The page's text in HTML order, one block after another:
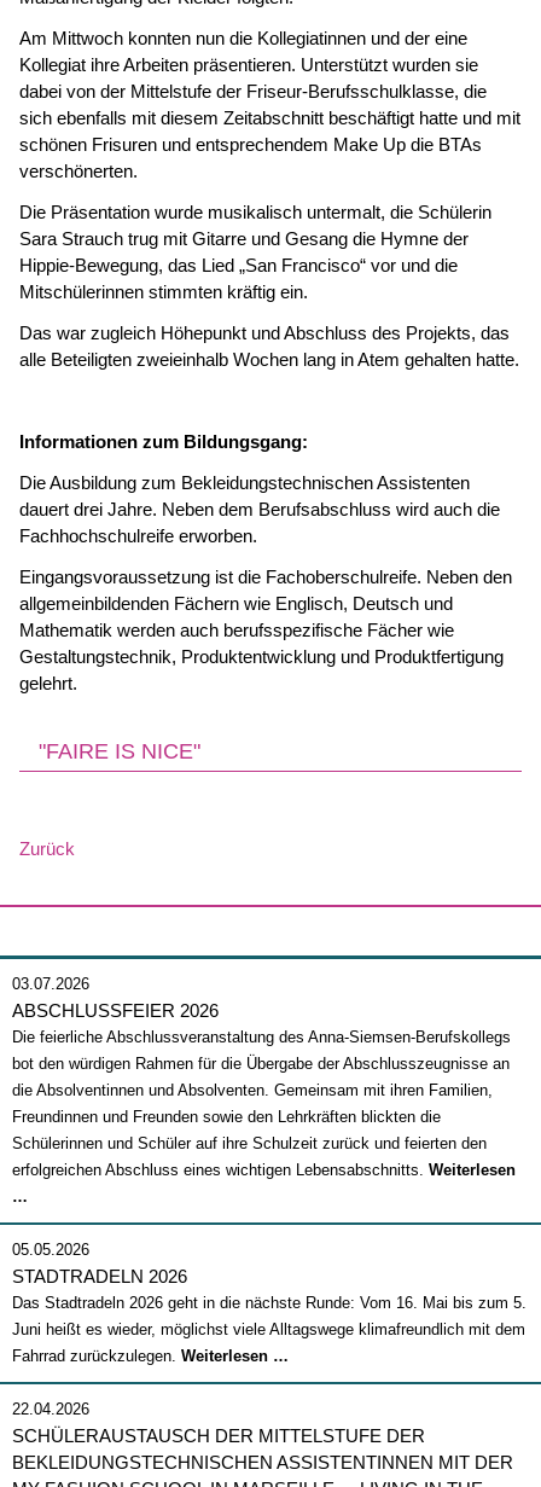
Am Mittwoch konnten nun die Kollegiatinnen und der eine
Kollegiat ihre Arbeiten präsentieren. Unterstützt wurden sie
dabei von der Mittelstufe der Friseur-Berufsschulklasse, die
sich ebenfalls mit diesem Zeitabschnitt beschäftigt hatte und mit
schönen Frisuren und entsprechendem Make Up die BTAs
verschönerten.
Die Präsentation wurde musikalisch untermalt, die Schülerin
Sara Strauch trug mit Gitarre und Gesang die Hymne der
Hippie-Bewegung, das Lied „San Francisco“ vor und die
Mitschülerinnen stimmten kräftig ein.
Das war zugleich Höhepunkt und Abschluss des Projekts, das
alle Beteiligten zweieinhalb Wochen lang in Atem gehalten hatte.
Informationen zum Bildungsgang:
Die Ausbildung zum Bekleidungstechnischen Assistenten
dauert drei Jahre. Neben dem Berufsabschluss wird auch die
Fachhochschulreife erworben.
Eingangsvoraussetzung ist die Fachoberschulreife. Neben den
allgemeinbildenden Fächern wie Englisch, Deutsch und
Mathematik werden auch berufsspezifische Fächer wie
Gestaltungstechnik, Produktentwicklung und Produktfertigung
gelehrt.
"FAIRE IS NICE"
Zurück
03.07.2026
ABSCHLUSSFEIER 2026
Die feierliche Abschlussveranstaltung des Anna-Siemsen-Berufskollegs
bot den würdigen Rahmen für die Übergabe der Abschlusszeugnisse an
die Absolventinnen und Absolventen. Gemeinsam mit ihren Familien,
Freundinnen und Freunden sowie den Lehrkräften blickten die
Schülerinnen und Schüler auf ihre Schulzeit zurück und feierten den
erfolgreichen Abschluss eines wichtigen Lebensabschnitts. Weiterlesen
…
2026
05.05.2026
STADTRADELN 2026
Das Stadtradeln 2026 geht in die nächste Runde: Vom 16. Mai bis zum 5.
Juni heißt es wieder, möglichst viele Alltagswege klimafreundlich mit dem
Fahrrad zurückzulegen. Weiterlesen …
2026
22.04.2026
SCHÜLERAUSTAUSCH DER MITTELSTUFE DER
BEKLEIDUNGSTECHNISCHEN ASSISTENTINNEN MIT DER